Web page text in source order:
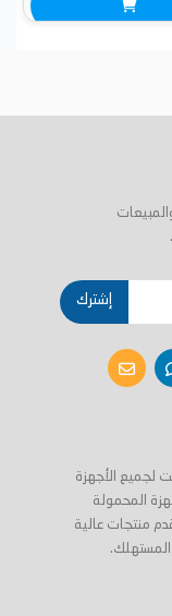
إشترك
لجميع الأجهزة
المحمولة
منتجات عالية